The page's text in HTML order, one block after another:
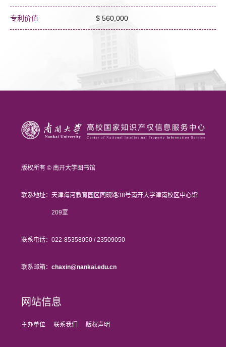
专利价值 $ 560,000
版权所有 © 南开大学图书馆
联系地址： 天津海河教育园区同砚路38号南开大学津南校区中心馆
209室
联系电话： 022-85358050 / 23509050
联系邮箱： chaxin@nankai.edu.cn
网站信息
主办单位 联系我们 版权声明